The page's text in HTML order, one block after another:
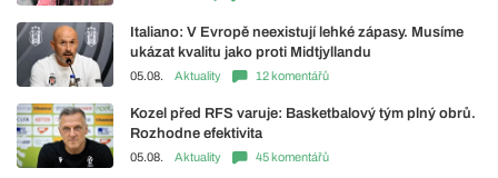
Italiano: V Evropě neexistují lehké zápasy. Musíme
ukázat kvalitu jako proti Midtjyllandu
05.08. Aktuality 12 komentářů
Kozel před RFS varuje: Basketbalový tým plný obrů.
Rozhodne efektivita
05.08. Aktuality 45 komentářů